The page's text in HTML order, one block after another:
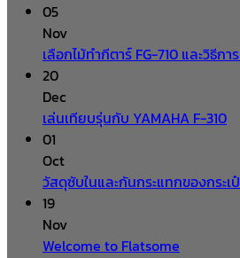
05
Nov
เลือกไม้ทำกีตาร์ FG-710 และวิธีกา
20
Dec
เล่นเทียบรุ่นกับ YAMAHA F-310
01
Oct
วัสดุซับในและกันกระแทกของกระเ
19
Nov
Welcome to Flatsome